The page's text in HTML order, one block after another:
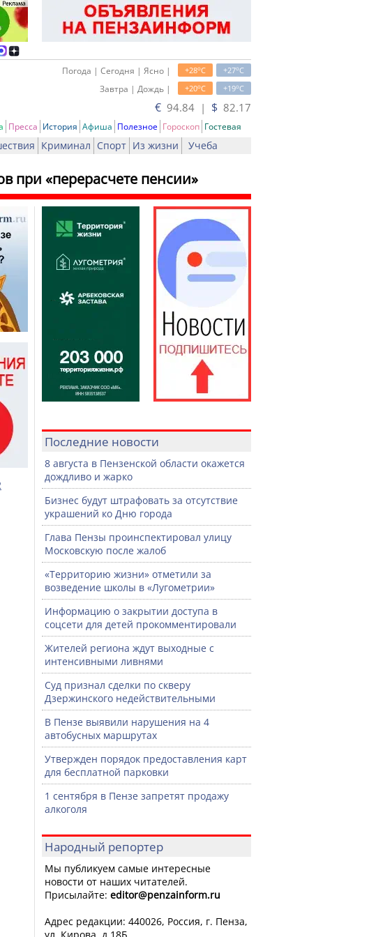
+27oC
+28oC
Погода | Сегодня | Ясно |
+19oC
+20oC
Завтра | Дождь |
€ 94.84 | $ 82.17
Пресса История Афиша Полезное Гороскоп Гостевая
Криминал Спорт Из жизни Учеба
при «перерасчете пенсии»
Печать
Последние новости
8 августа в Пензенской области окажется
дождливо и жарко
Бизнес будут штрафовать за отсутствие
украшений ко Дню города
Глава Пензы проинспектировал улицу
Московскую после жалоб
«Территорию жизни» отметили за
возведение школы в «Лугометрии»
Информацию о закрытии доступа в
соцсети для детей прокомментировали
Жителей региона ждут выходные с
интенсивными ливнями
Суд признал сделки по скверу
Дзержинского недействительными
В Пензе выявили нарушения на 4
автобусных маршрутах
Утвержден порядок предоставления карт
для бесплатной парковки
1 сентября в Пензе запретят продажу
алкоголя
Народный репортер
Мы публикуем самые интересные
новости от наших читателей.
Присылайте: editor@penzainform.ru
Адрес редакции: 440026, Россия, г. Пенза,